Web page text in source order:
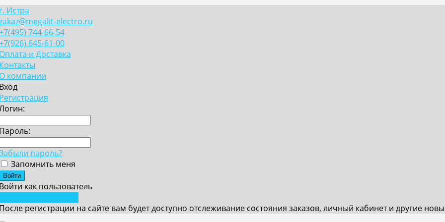
Истра
electro.ru
744-66-54
645-61-00
и Доставка
компании
пароль?
Запомнить меня
как пользователь
регистрации на сайте вам будет доступно отслеживание состояния заказов, личный кабинет и другие